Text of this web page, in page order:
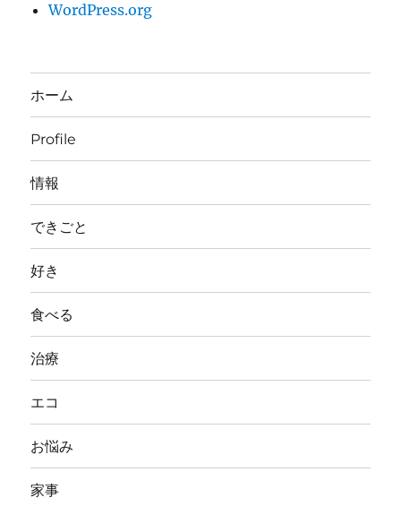
WordPress.org
ホーム
Profile
情報
できごと
好き
食べる
治療
エコ
お悩み
家事